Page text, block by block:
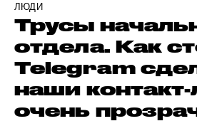
ЛЮДИ
Трусы
отдела. Как
Telegram
наши
очень